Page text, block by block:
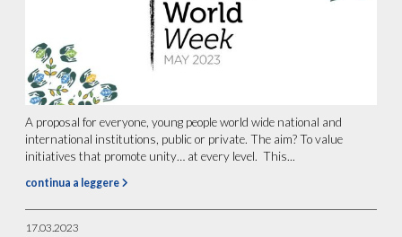
A proposal for everyone, young people world wide national and
international institutions, public or private. The aim? To value
initiatives that promote unity… at every level. This...
continua a leggere
17.03.2023